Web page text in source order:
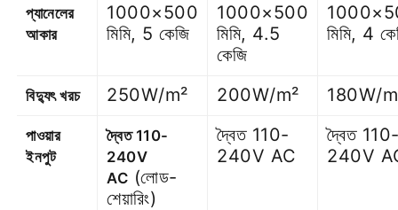
প্যানেলের
আকার
1000×500
মিমি, 5 কেজি
1000×500
মিমি, 4.5
কেজি
মিমি, 4
বিদ্যুৎ খরচ 250W/m² 200W/m² 180W/
পাওয়ার
ইনপুট
দ্বৈত 110-
240V
AC (লোড-
শেয়ারিং)
দ্বৈত 110-
240V AC
দ্বৈত
240V